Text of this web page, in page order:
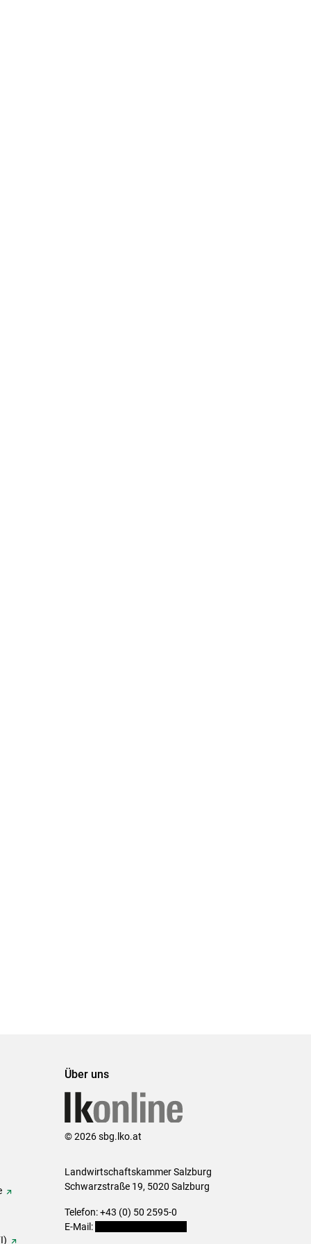
Über uns
© 2026 sbg.lko.at
Landwirtschaftskammer Salzburg
Schwarzstraße 19, 5020 Salzburg
Telefon: +43 (0) 50 2595-0
E-Mail: